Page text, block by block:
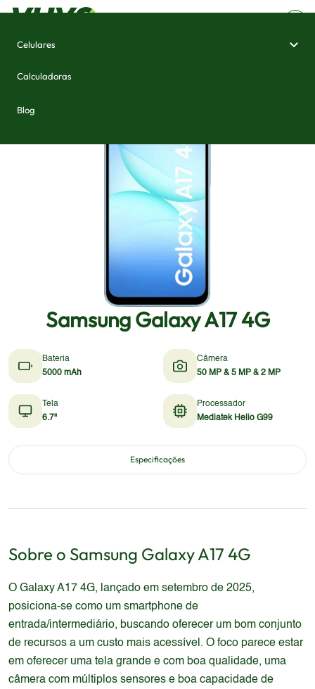
Celulares
Calculadoras
Blog
Samsung Galaxy A17 4G
Bateria
5000 mAh
Câmera
50 MP & 5 MP & 2 MP
Tela
6.7"
Processador
Mediatek Helio G99
Especificações
Sobre o Samsung Galaxy A17 4G
O Galaxy A17 4G, lançado em setembro de 2025,
posiciona-se como um smartphone de
entrada/intermediário, buscando oferecer um bom conjunto
de recursos a um custo mais acessível. O foco parece estar
em oferecer uma tela grande e com boa qualidade, uma
câmera com múltiplos sensores e boa capacidade de